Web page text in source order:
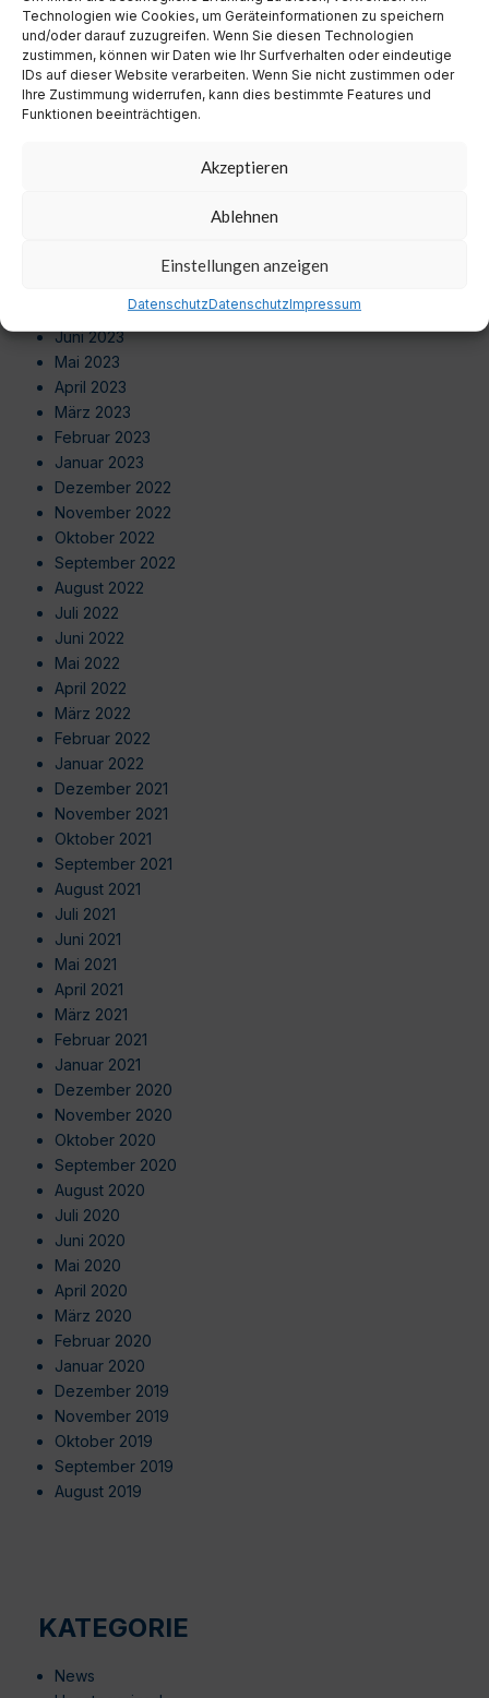
Technologien wie Cookies, um Geräteinformationen zu speichern
und/oder darauf zuzugreifen. Wenn Sie diesen Technologien
zustimmen, können wir Daten wie Ihr Surfverhalten oder eindeutige
IDs auf dieser Website verarbeiten. Wenn Sie nicht zustimmen oder
Ihre Zustimmung widerrufen, kann dies bestimmte Features und
Funktionen beeinträchtigen.
Akzeptieren
Ablehnen
Einstellungen anzeigen
DatenschutzDatenschutzImpressum
Juli 2024
Juni 2024
Mai 2024
April 2024
März 2024
September 2023
Juni 2023
Mai 2023
April 2023
März 2023
Februar 2023
Januar 2023
Dezember 2022
November 2022
Oktober 2022
September 2022
August 2022
Juli 2022
Juni 2022
Mai 2022
April 2022
März 2022
Februar 2022
Januar 2022
Dezember 2021
November 2021
Oktober 2021
September 2021
August 2021
Juli 2021
Juni 2021
Mai 2021
April 2021
März 2021
Februar 2021
Januar 2021
Dezember 2020
November 2020
Oktober 2020
September 2020
August 2020
Juli 2020
Juni 2020
Mai 2020
April 2020
März 2020
Februar 2020
Januar 2020
Dezember 2019
November 2019
Oktober 2019
September 2019
August 2019
KATEGORIE
News